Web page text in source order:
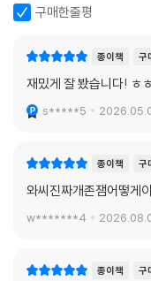
몰아넣는” 존재인 인간이
으로 그려낸다. 《흉담》
구매한줄평
종이책 구
재밌게 잘 봤습니다! ㅎㅎ
s*****5
종이책 구
와씨진짜개존잼어떻게
w*******4
종이책 구